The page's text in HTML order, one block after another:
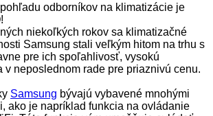
odborníkov na klimatizácie je
niekoľkých rokov sa klimatizačné
Samsung stali veľkým hitom na trhu s
pre ich spoľahlivosť, vysokú
v neposlednom rade pre priaznivú cenu.
Samsung bývajú vybavené mnohými
ako je napríklad funkcia na ovládanie